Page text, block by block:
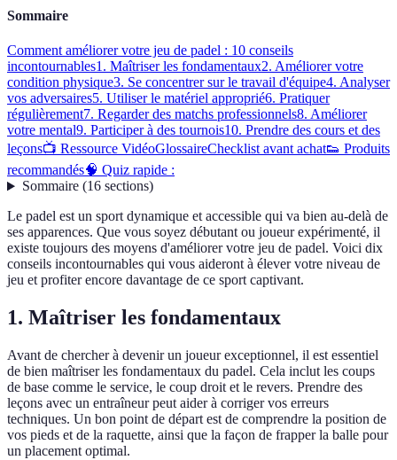
Sommaire
Comment améliorer votre jeu de padel : 10 conseils
incontournables1. Maîtriser les fondamentaux2. Améliorer votre
condition physique3. Se concentrer sur le travail d'équipe4. Analyser
vos adversaires5. Utiliser le matériel approprié6. Pratiquer
régulièrement7. Regarder des matchs professionnels8. Améliorer
votre mental9. Participer à des tournois10. Prendre des cours et des
leçons📺 Ressource VidéoGlossaireChecklist avant achat👟 Produits
recommandés🧠 Quiz rapide :
Sommaire(16 sections)
Le padel est un sport dynamique et accessible qui va bien au-delà de
ses apparences. Que vous soyez débutant ou joueur expérimenté, il
existe toujours des moyens d'améliorer votre jeu de padel. Voici dix
conseils incontournables qui vous aideront à élever votre niveau de
jeu et profiter encore davantage de ce sport captivant.
1. Maîtriser les fondamentaux
Avant de chercher à devenir un joueur exceptionnel, il est essentiel
de bien maîtriser les fondamentaux du padel. Cela inclut les coups
de base comme le service, le coup droit et le revers. Prendre des
leçons avec un entraîneur peut aider à corriger vos erreurs
techniques. Un bon point de départ est de comprendre la position de
vos pieds et de la raquette, ainsi que la façon de frapper la balle pour
un placement optimal.